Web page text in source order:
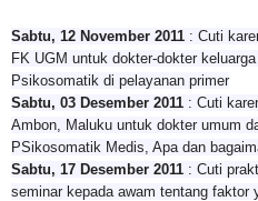
Sabtu, 12 November 2011 : Cuti
FK UGM untuk dokter-dokter
Psikosomatik di pelayanan primer
Sabtu, 03 Desember 2011 : Cuti
Ambon, Maluku untuk dokter umum
PSikosomatik Medis, Apa dan
Sabtu, 17 Desember 2011 : Cuti
seminar kepada awam tentang faktor